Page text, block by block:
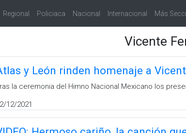
Regional Policiaca Nacional Internacional Más
Vicente
y León rinden homenaje a
la ceremonia del Himno Nacional Mexicano los
12/2021